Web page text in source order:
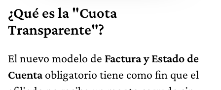
¿Qué es la "Cuota
Transparente"?
El nuevo modelo de Factura y Estado de
Cuentaobligatorio tiene como fin que el